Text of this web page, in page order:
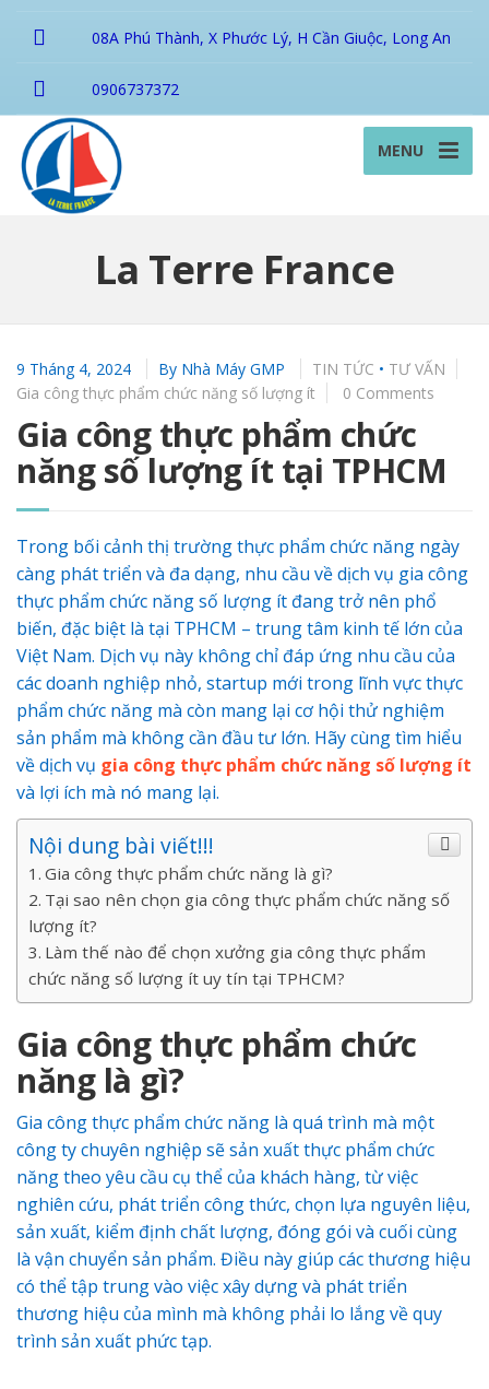
08A Phú Thành, X Phước Lý, H Cần Giuộc, Long An
0906737372
MENU
La Terre France
9 Tháng 4, 2024 By Nhà Máy GMP TIN TỨC • TƯ VẤN
Gia công thực phẩm chức năng số lượng ít
0 Comments
Gia công thực phẩm chức
năng số lượng ít tại TPHCM
Trong bối cảnh thị trường thực phẩm chức năng ngày
càng phát triển và đa dạng, nhu cầu về dịch vụ gia công
thực phẩm chức năng số lượng ít đang trở nên phổ
biến, đặc biệt là tại TPHCM – trung tâm kinh tế lớn của
Việt Nam. Dịch vụ này không chỉ đáp ứng nhu cầu của
các doanh nghiệp nhỏ, startup mới trong lĩnh vực thực
phẩm chức năng mà còn mang lại cơ hội thử nghiệm
sản phẩm mà không cần đầu tư lớn. Hãy cùng tìm hiểu
về dịch vụ gia công thực phẩm chức năng số lượng ít
và lợi ích mà nó mang lại.
Nội dung bài viết!!!
Gia công thực phẩm chức năng là gì?
Tại sao nên chọn gia công thực phẩm chức năng số
lượng ít?
Làm thế nào để chọn xưởng gia công thực phẩm
chức năng số lượng ít uy tín tại TPHCM?
Gia công thực phẩm chức
năng là gì?
Gia công thực phẩm chức năng là quá trình mà một
công ty chuyên nghiệp sẽ sản xuất thực phẩm chức
năng theo yêu cầu cụ thể của khách hàng, từ việc
nghiên cứu, phát triển công thức, chọn lựa nguyên liệu,
sản xuất, kiểm định chất lượng, đóng gói và cuối cùng
là vận chuyển sản phẩm. Điều này giúp các thương hiệu
có thể tập trung vào việc xây dựng và phát triển
thương hiệu của mình mà không phải lo lắng về quy
trình sản xuất phức tạp.